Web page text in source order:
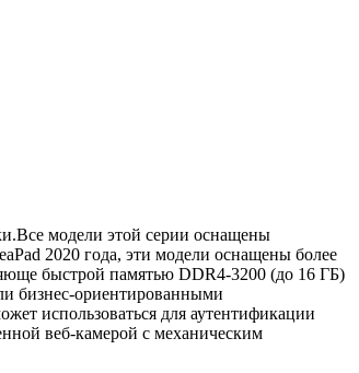
модели этой серии оснащены
2020 года, эти модели оснащены более
быстрой памятью DDR4-3200 (до 16 ГБ)
бизнес-ориентированными
использоваться для аутентификации
веб-камерой с механическим